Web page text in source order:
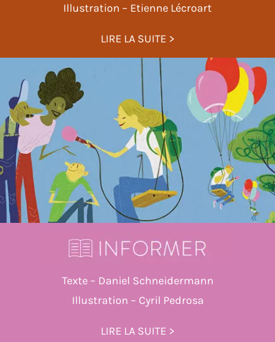
Illustration – Etienne Lécroart
LIRE LA SUITE >
Texte – Daniel Schneidermann
Illustration – Cyril Pedrosa
LIRE LA SUITE >